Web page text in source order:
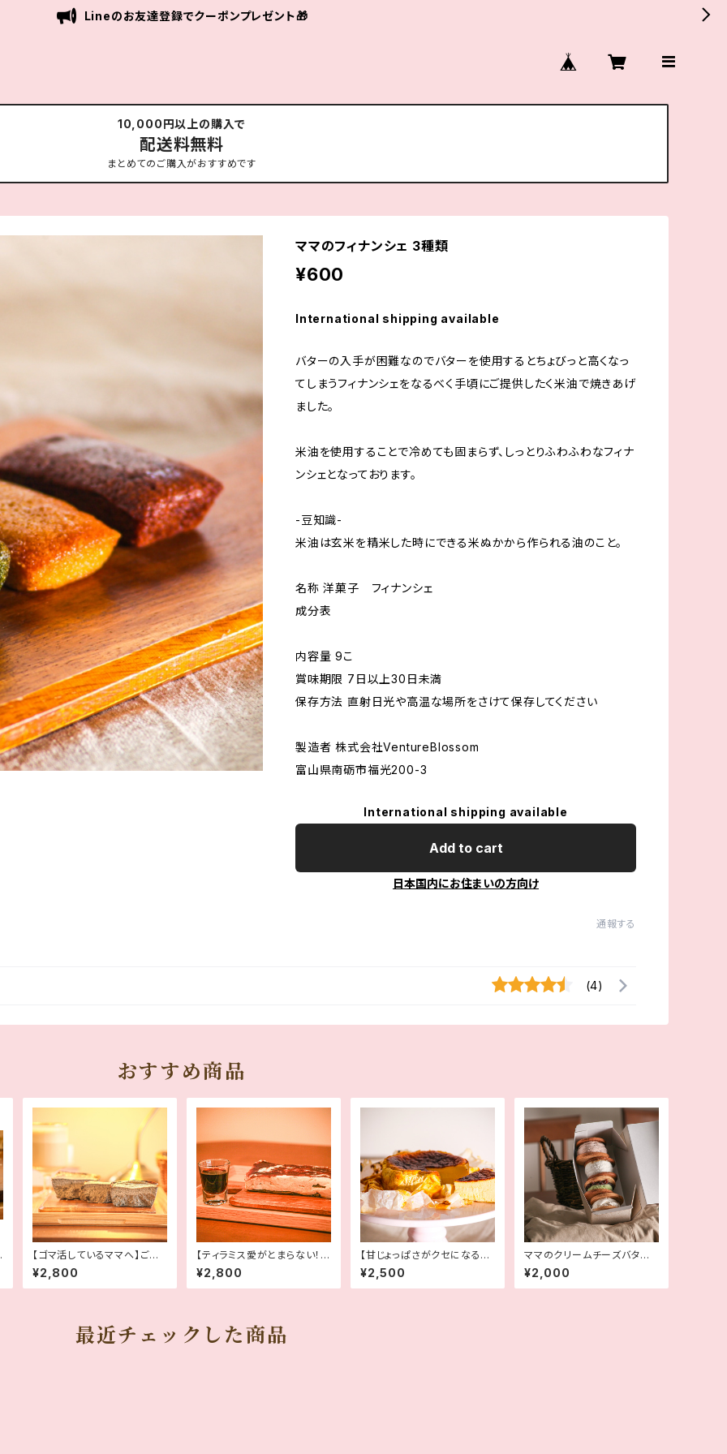
Lineのお友達登録でクーポンプレゼント🎁
10,000円以上の購入で
配送料無料
まとめてのご購入がおすすめです
ママのフィナンシェ 3種類
¥600
International shipping available
バターの入手が困難なのでバターを使用するとちょびっと高くなっ
てしまうフィナンシェをなるべく手頃にご提供したく米油で焼きあげ
ました。
米油を使用することで冷めても固まらず、しっとりふわふわなフィナ
ンシェとなっております。
-豆知識-
米油は玄米を精米した時にできる米ぬかから作られる油のこと。
名称 洋菓子 フィナンシェ
成分表
内容量 9こ
賞味期限 7日以上30日未満
保存方法 直射日光や高温な場所をさけて保存してください
製造者 株式会社VentureBlossom
富山県南砺市福光200-3
International shipping available
Add to cart
日本国内にお住まいの方向け
通報する
(4)
おすすめ商品
【ゴマ活しているママへ】ごま
ごまチーズケーキ
¥2,800
【ティラミス愛がとまらない！】
ママのティラミス
¥2,800
【甘じょっぱさがクセになる】
塩バニラバスクチーズケーキ
¥2,500
ママのクリームチーズバター
サンド4種アソート
¥2,000
最近チェックした商品